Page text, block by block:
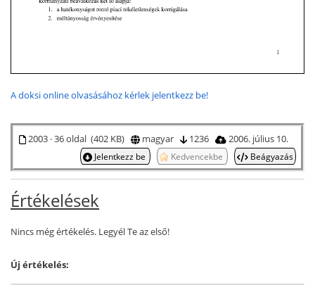
A doksi online olvasásához kérlek jelentkezz be!
2003 · 36 oldal (402 KB) magyar 1236 2006. július 10.
Jelentkezz be Kedvencekbe Beágyazás
Értékelések
Nincs még értékelés. Legyél Te az első!
Új értékelés: